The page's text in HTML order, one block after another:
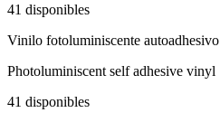
41 disponibles
Vinilo fotoluminiscente autoadhesivo
Photoluminiscent self adhesive vinyl
41 disponibles